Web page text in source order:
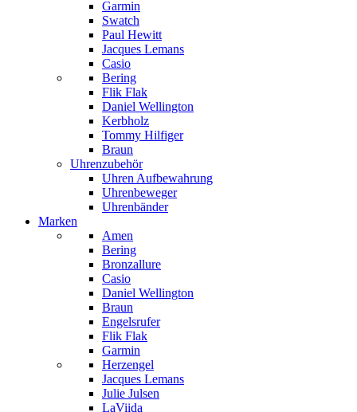
Garmin
Swatch
Paul Hewitt
Jacques Lemans
Casio
Bering
Flik Flak
Daniel Wellington
Kerbholz
Tommy Hilfiger
Braun
Uhrenzubehör
Uhren Aufbewahrung
Uhrenbeweger
Uhrenbänder
Marken
Amen
Bering
Bronzallure
Casio
Daniel Wellington
Braun
Engelsrufer
Flik Flak
Garmin
Herzengel
Jacques Lemans
Julie Julsen
LaViida